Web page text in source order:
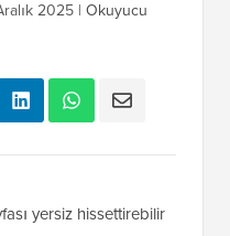
2025 | Okuyucu
yersiz hissettirebilir